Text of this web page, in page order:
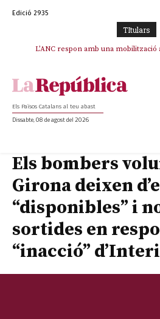
Edició 2935
TItulars
L’ANC respon amb una mobilització
SOS Costa Brava es planta contra la
Els Països Catalans al teu abast
Dissabte, 08 de agost del 2026
Els bombers
Girona deixen
“disponibles” i
sortides en
“inacció”